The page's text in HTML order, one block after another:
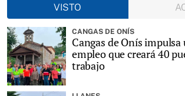
VISTO
CANGAS DE ONÍS
Cangas de Onís
empleo que creará 40
trabajo